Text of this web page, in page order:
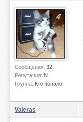
Сообщения: 32
Репутация: N
Группа: Кто попало
Valeras